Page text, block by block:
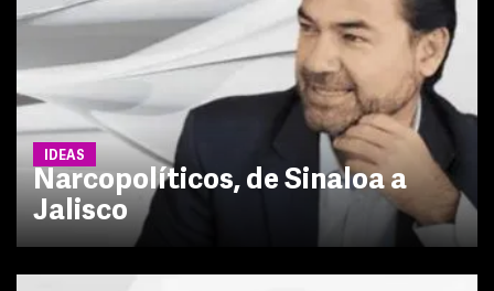
IDEAS
Narcopolíticos, de Sinaloa a
Jalisco